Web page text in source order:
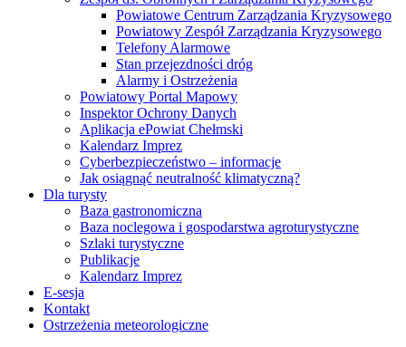
Powiatowe Centrum Zarządzania Kryzysowego
Powiatowy Zespół Zarządzania Kryzysowego
Telefony Alarmowe
Stan przejezdności dróg
Alarmy i Ostrzeżenia
Powiatowy Portal Mapowy
Inspektor Ochrony Danych
Aplikacja ePowiat Chełmski
Kalendarz Imprez
Cyberbezpieczeństwo – informacje
Jak osiągnąć neutralność klimatyczną?
Dla turysty
Baza gastronomiczna
Baza noclegowa i gospodarstwa agroturystyczne
Szlaki turystyczne
Publikacje
Kalendarz Imprez
E-sesja
Kontakt
Ostrzeżenia meteorologiczne